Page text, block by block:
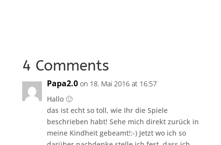
4 Comments
Papa2.0 on 18. Mai 2016 at 16:57
Hallo 🙂
das ist echt so toll, wie Ihr die Spiele
beschrieben habt! Sehe mich direkt zurück in
meine Kindheit gebeamt!:-) Jetzt wo ich so